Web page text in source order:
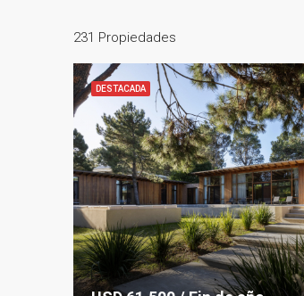
231 Propiedades
DESTACADA